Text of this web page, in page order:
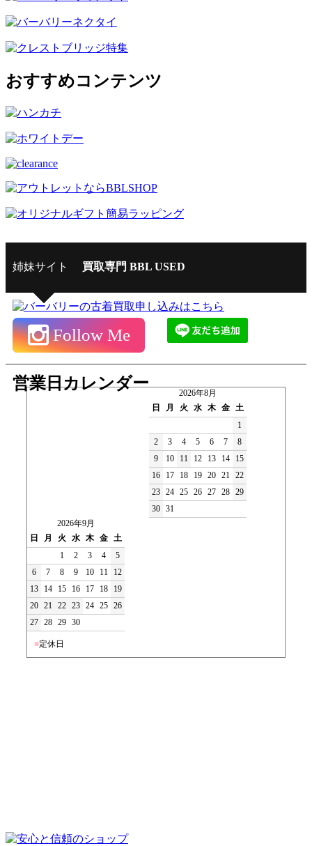
おすすめコンテンツ
姉妹サイト 買取専門 BBL USED
Follow Me
営業日カレンダー
2026年8月
日
月 火 水 木 金 土
1
2
3 4 5 6 7
8
9
10 11 12 13 14
15
16
17 18 19 20 21 22
23 24 25 26 27 28 29
30 31
2026年9月
日
月 火 水 木 金 土
1
2 3 4
5
6
7 8 9 10 11
12
13
14 15 16 17 18
19
20 21 22 23 24 25 26
27 28 29 30
■定休日